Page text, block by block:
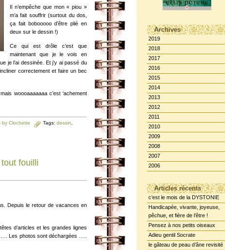
Il n’empêche que mon « piou »
m’a fait souffrir (surtout du dos,
ça fait bobooooo d’être plié en
deux sur le dessin !)
Ce qui est drôle c’est que
maintenant que je le vois en
je l’ai dessinée. Et j’y ai passé du
correctement et faire un bec
woooaaaaaaa c’est ‘achement
by Clochette Tags: dessin
fouilli
Depuis le retour de vacances en
d’articles et les grandes lignes
Les photos sont déchargées …..
Archives
2019
2018
2017
2016
2015
2014
2013
2012
2011
2010
2009
2008
2007
2006
Articles récents
c’est le mois de la DYSTONIE
Handicapée, vivante, joyeuse,
pêchue, et fière de l’être !
Pensez à nos petits oiseaux
Adieu gentil Socrate
le gâteau de peau d’âne revisité